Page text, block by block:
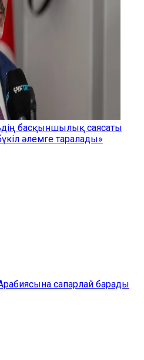
басқыншылық саясаты
әлемге таралады»
сапарлай барады